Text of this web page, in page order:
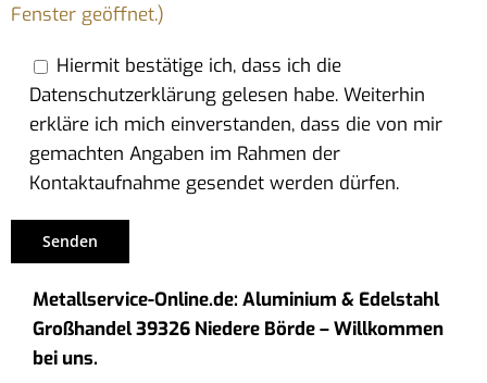
Fenster geöffnet.)
Hiermit bestätige ich, dass ich die
Datenschutzerklärung gelesen habe. Weiterhin
erkläre ich mich einverstanden, dass die von mir
gemachten Angaben im Rahmen der
Kontaktaufnahme gesendet werden dürfen.
Metallservice-Online.de: Aluminium & Edelstahl
Großhandel 39326 Niedere Börde – Willkommen
bei uns.